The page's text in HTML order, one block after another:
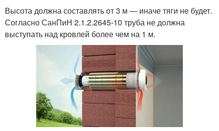
Высота должна составлять от 3 м — иначе тяги не будет.
Согласно СанПиН 2.1.2.2645-10 труба не должна
выступать над кровлей более чем на 1 м.